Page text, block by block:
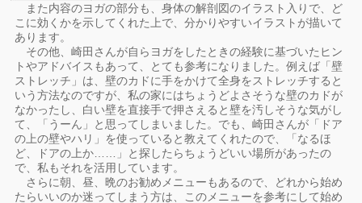
また内容のヨガの部分も、身体の解剖図のイラスト入りで、ど
こに効くかを示してくれた上で、分かりやすいイラストが描いて
あります。
その他、崎田さんが自らヨガをしたときの経験に基づいたヒン
トやアドバイスもあって、とても参考になりました。例えば「壁
ストレッチ」は、壁のカドに手をかけて全身をストレッチすると
いう方法なのですが、私の家にはちょうどよさそうな壁のカドが
なかったし、白い壁を直接手で押さえると壁を汚しそうな気がし
て、「うーん」と思ってしまいました。でも、崎田さんが「ドア
の上の壁やハリ」を使っていると教えてくれたので、「なるほ
ど、ドアの上か……」と探したらちょうどいい場所があったの
で、私もそれを活用しています。
さらに朝、昼、晩のお勧めメニューもあるので、どれから始め
たらいいのか迷ってしまう方は、このメニューを参考にして始め